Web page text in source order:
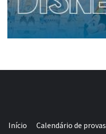
Início Calendário de provas